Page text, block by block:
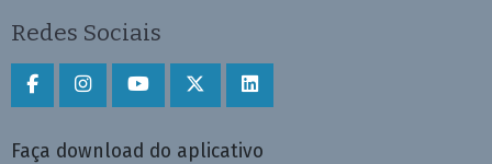
Redes Sociais
Faça download do aplicativo